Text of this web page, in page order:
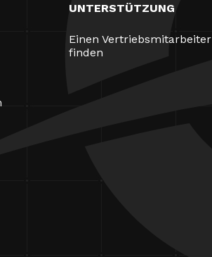
UNTERSTÜTZUNG
Einen Vertriebsmitarbeiter
finden